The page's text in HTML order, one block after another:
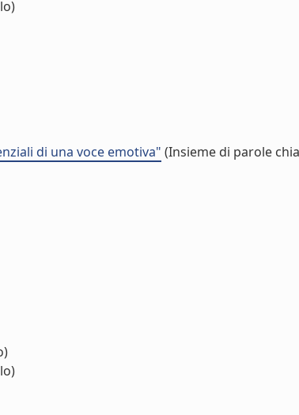
di una voce emotiva" (Insieme di parole